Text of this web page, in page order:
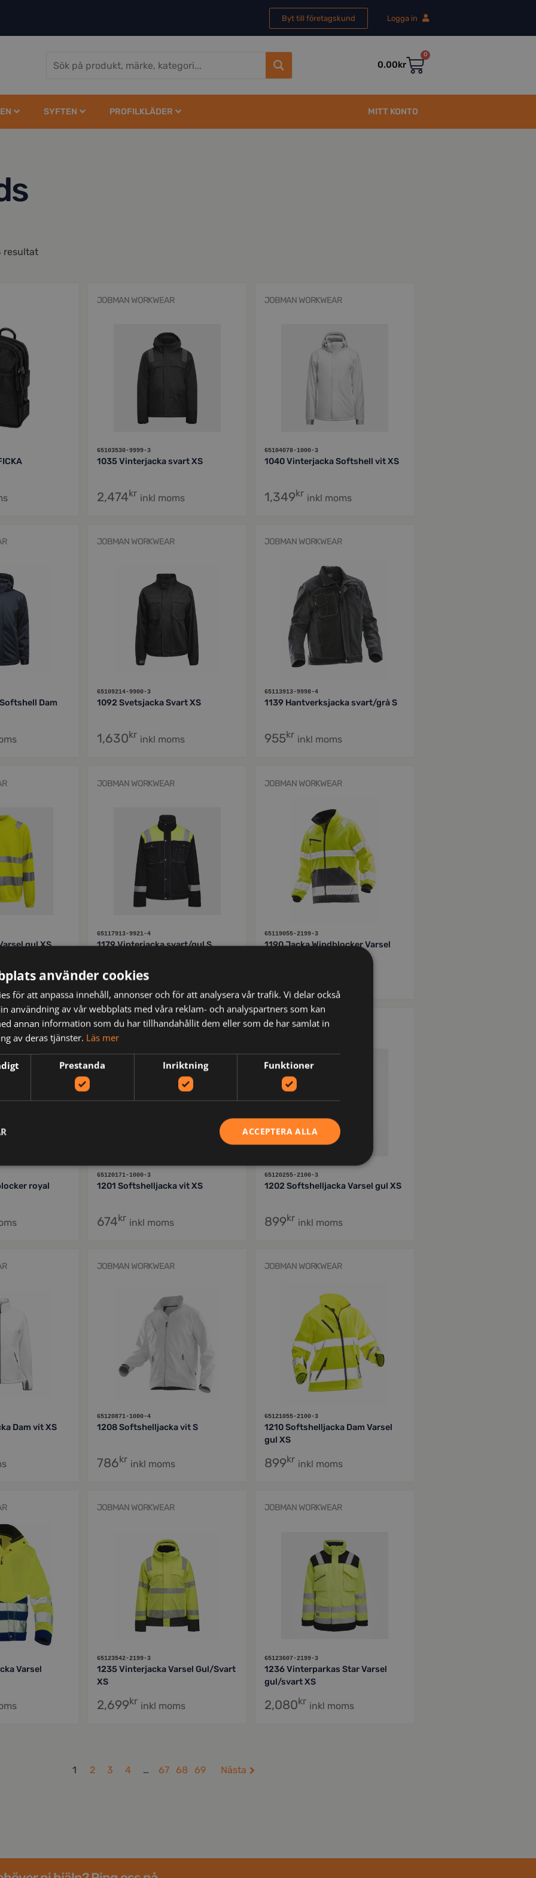
Byt till företagskund Logga in
0.00kr
0
SYFTEN PROFILKLÄDER MITT KONTO
resultat
JOBMAN WORKWEAR
65103530-9999-3
1035 Vinterjacka svart XS
2,474kr inkl moms
JOBMAN WORKWEAR
65104078-1000-3
1040 Vinterjacka Softshell vit XS
1,349kr inkl moms
Dam
JOBMAN WORKWEAR
65109214-9900-3
1092 Svetsjacka Svart XS
1,630kr inkl moms
JOBMAN WORKWEAR
65113913-9998-4
1139 Hantverksjacka svart/grå S
955kr inkl moms
gul XS
JOBMAN WORKWEAR
65117913-9921-4
1179 Vinterjacka svart/gul S
1,911kr inkl moms
JOBMAN WORKWEAR
65119055-2199-3
1190 Jacka Windblocker Varsel
royal
JOBMAN WORKWEAR
65120171-1000-3
1201 Softshelljacka vit XS
674kr inkl moms
JOBMAN WORKWEAR
65120255-2100-3
1202 Softshelljacka Varsel gul XS
899kr inkl moms
Dam vit XS
JOBMAN WORKWEAR
65120871-1000-4
1208 Softshelljacka vit S
786kr inkl moms
JOBMAN WORKWEAR
65121055-2100-3
1210 Softshelljacka Dam Varsel
gul XS
899kr inkl moms
Varsel
JOBMAN WORKWEAR
65123542-2199-3
1235 Vinterjacka Varsel Gul/Svart
XS
2,699kr inkl moms
JOBMAN WORKWEAR
65123607-2199-3
1236 Vinterparkas Star Varsel
gul/svart XS
2,080kr inkl moms
1 2 3 4 … 67 68 69 Nästa
använder cookies
för att anpassa innehåll, annonser och för att analysera vår trafik. Vi delar också
användning av vår webbplats med våra reklam- och analyspartners som kan
annan information som du har tillhandahållit dem eller som de har samlat in
av deras tjänster. Läs mer
Prestanda Inriktning Funktioner
ACCEPTERA ALLA